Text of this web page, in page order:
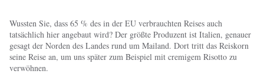
Wussten Sie, dass 65 % des in der EU verbrauchten Reises auch
tatsächlich hier angebaut wird? Der größte Produzent ist Italien, genauer
gesagt der Norden des Landes rund um Mailand. Dort tritt das Reiskorn
seine Reise an, um uns später zum Beispiel mit cremigem Risotto zu
verwöhnen.